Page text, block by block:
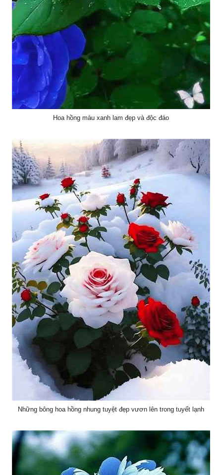
Hoa hồng màu xanh lam đẹp và độc đáo
Những bông hoa hồng nhung tuyệt đẹp vươn lên trong tuyết lạnh